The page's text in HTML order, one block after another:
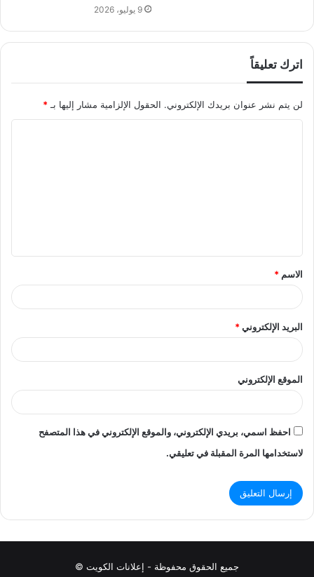
9 يوليو، 2026
اترك تعليقاً
لن يتم نشر عنوان بريدك الإلكتروني. الحقول الإلزامية مشار إليها بـ*
ق
*
الاسم *
البريد الإلكتروني*
الموقع الإلكتروني
احفظ اسمي، بريدي الإلكتروني، والموقع الإلكتروني في هذا المتصفح
لاستخدامها المرة المقبلة في تعليقي.
جميع الحقوق محفوظة - إعلانات الكويت ©